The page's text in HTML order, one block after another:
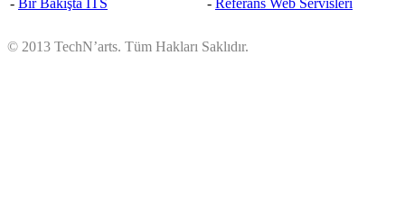
© 2013 TechN’arts. Tüm Hakları Saklıdır.